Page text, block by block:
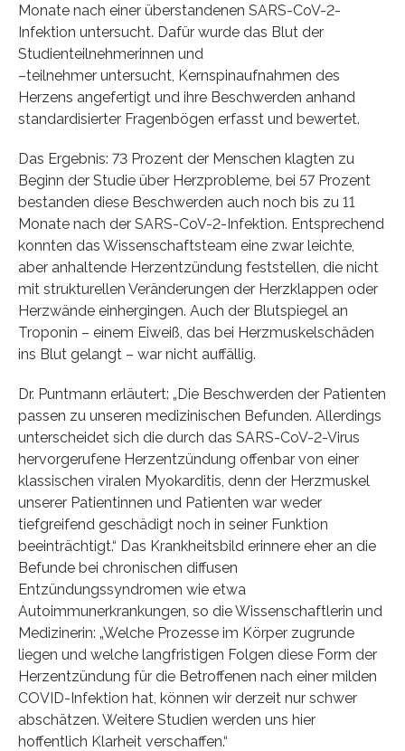
Monate nach einer überstandenen SARS-CoV-2-
Infektion untersucht. Dafür wurde das Blut der
Studienteilnehmerinnen und
–teilnehmer untersucht, Kernspinaufnahmen des
Herzens angefertigt und ihre Beschwerden anhand
standardisierter Fragenbögen erfasst und bewertet.
Das Ergebnis: 73 Prozent der Menschen klagten zu
Beginn der Studie über Herzprobleme, bei 57 Prozent
bestanden diese Beschwerden auch noch bis zu 11
Monate nach der SARS-CoV-2-Infektion. Entsprechend
konnten das Wissenschaftsteam eine zwar leichte,
aber anhaltende Herzentzündung feststellen, die nicht
mit strukturellen Veränderungen der Herzklappen oder
Herzwände einhergingen. Auch der Blutspiegel an
Troponin – einem Eiweiß, das bei Herzmuskelschäden
ins Blut gelangt – war nicht auffällig.
Dr. Puntmann erläutert: „Die Beschwerden der Patienten
passen zu unseren medizinischen Befunden. Allerdings
unterscheidet sich die durch das SARS-CoV-2-Virus
hervorgerufene Herzentzündung offenbar von einer
klassischen viralen Myokarditis, denn der Herzmuskel
unserer Patientinnen und Patienten war weder
tiefgreifend geschädigt noch in seiner Funktion
beeinträchtigt.“ Das Krankheitsbild erinnere eher an die
Befunde bei chronischen diffusen
Entzündungssyndromen wie etwa
Autoimmunerkrankungen, so die Wissenschaftlerin und
Medizinerin: „Welche Prozesse im Körper zugrunde
liegen und welche langfristigen Folgen diese Form der
Herzentzündung für die Betroffenen nach einer milden
COVID-Infektion hat, können wir derzeit nur schwer
abschätzen. Weitere Studien werden uns hier
hoffentlich Klarheit verschaffen.“